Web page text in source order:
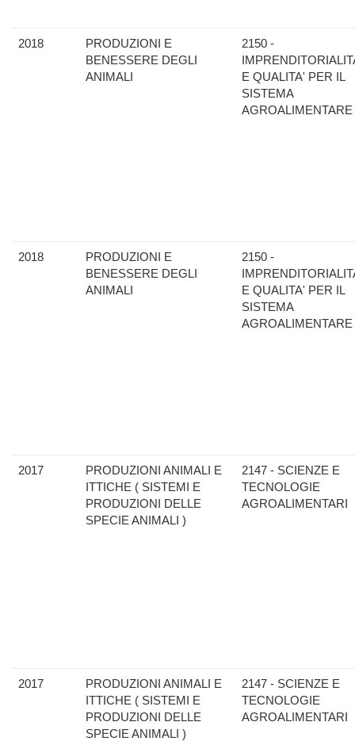
2018
PRODUZIONI E
BENESSERE DEGLI
ANIMALI
2150 -
E QUALITA' PER IL
SISTEMA
AGROALIMENTARE
2018
PRODUZIONI E
BENESSERE DEGLI
ANIMALI
2150 -
E QUALITA' PER IL
SISTEMA
AGROALIMENTARE
2017
PRODUZIONI ANIMALI E
ITTICHE ( SISTEMI E
PRODUZIONI DELLE
SPECIE ANIMALI )
2147 - SCIENZE E
TECNOLOGIE
AGROALIMENTARI
2017
PRODUZIONI ANIMALI E
ITTICHE ( SISTEMI E
PRODUZIONI DELLE
SPECIE ANIMALI )
2147 - SCIENZE E
TECNOLOGIE
AGROALIMENTARI